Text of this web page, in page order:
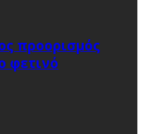
προορισμός
φετινό